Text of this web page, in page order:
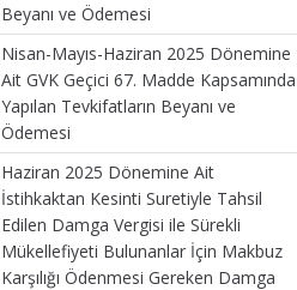
Beyanı ve Ödemesi
Nisan-Mayıs-Haziran 2025 Dönemine
Ait GVK Geçici 67. Madde Kapsamında
Yapılan Tevkifatların Beyanı ve
Ödemesi
Haziran 2025 Dönemine Ait
İstihkaktan Kesinti Suretiyle Tahsil
Edilen Damga Vergisi ile Sürekli
Mükellefiyeti Bulunanlar İçin Makbuz
Karşılığı Ödenmesi Gereken Damga